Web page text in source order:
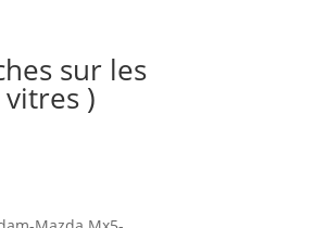
sur les
)